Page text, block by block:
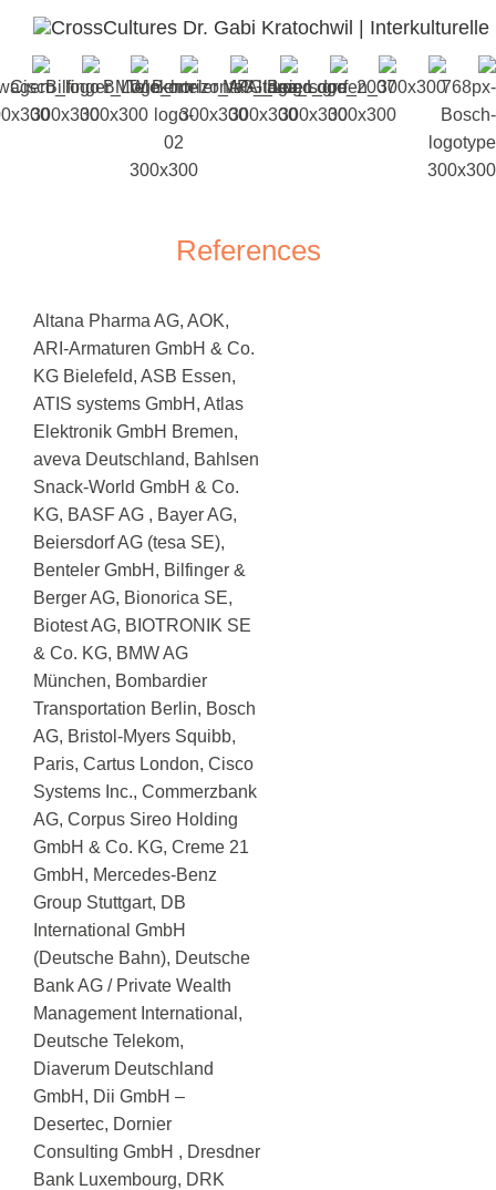
References
Altana Pharma AG, AOK,
ARI-Armaturen GmbH & Co.
KG Bielefeld, ASB Essen,
ATIS systems GmbH, Atlas
Elektronik GmbH Bremen,
aveva Deutschland, Bahlsen
Snack-World GmbH & Co.
KG, BASF AG , Bayer AG,
Beiersdorf AG (tesa SE),
Benteler GmbH, Bilfinger &
Berger AG, Bionorica SE,
Biotest AG, BIOTRONIK SE
& Co. KG, BMW AG
München, Bombardier
Transportation Berlin, Bosch
AG, Bristol-Myers Squibb,
Paris, Cartus London, Cisco
Systems Inc., Commerzbank
AG, Corpus Sireo Holding
GmbH & Co. KG, Creme 21
GmbH, Mercedes-Benz
Group Stuttgart, DB
International GmbH
(Deutsche Bahn), Deutsche
Bank AG / Private Wealth
Management International,
Deutsche Telekom,
Diaverum Deutschland
GmbH, Dii GmbH –
Desertec, Dornier
Consulting GmbH , Dresdner
Bank Luxembourg, DRK